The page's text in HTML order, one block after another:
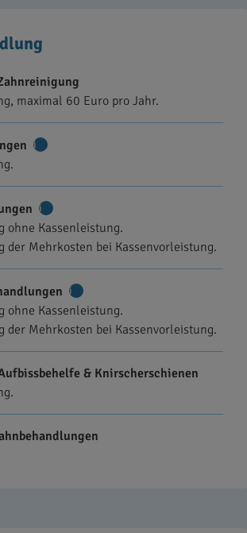
maximal 60 Euro pro Jahr.
Informationen
ohne Kassenleistung.
der Mehrkosten bei Kassenvorleistung.
Informationen
ohne Kassenleistung.
der Mehrkosten bei Kassenvorleistung.
& Knirscherschienen